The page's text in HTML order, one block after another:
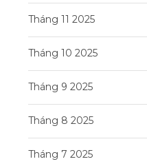
Tháng 11 2025
Tháng 10 2025
Tháng 9 2025
Tháng 8 2025
Tháng 7 2025